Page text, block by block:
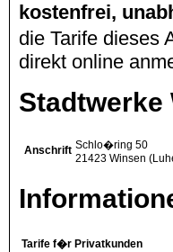
kostenfrei,
die Tarife dieses
direkt online
Stadtwerke
Anschrift Schlo�ring 50
21423 Winsen
Tarife f�r Privatkunden